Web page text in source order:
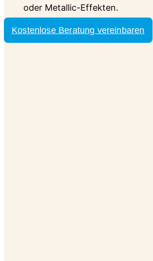
oder Metallic-Effekten.
Kostenlose Beratung vereinbaren